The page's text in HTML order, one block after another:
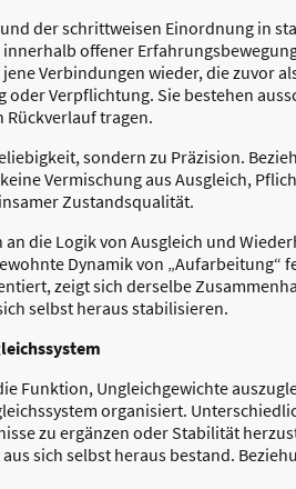
der schrittweisen Einordnung in
offener
Verbindungen wieder, die zuvor
oder Verpflichtung. Sie bestehen
Rückverlauf tragen.
sondern zu Präzision.
Vermischung aus Ausgleich,
Zustandsqualität.
die Logik von Ausgleich und
Dynamik von „Aufarbeitung“
zeigt sich derselbe
selbst heraus stabilisieren.
Funktion, Ungleichgewichte
organisiert.
zu ergänzen oder Stabilität
sich selbst heraus bestand.